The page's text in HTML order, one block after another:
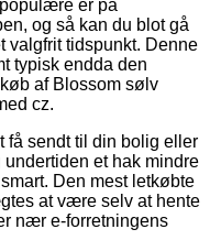
er på
og så kan du blot gå
valgfrit tidspunkt. Denne
typisk endda den
af Blossom sølv
cz.
sendt til din bolig eller
et hak mindre
Den mest letkøbte
at være selv at hente
nær e-forretningens